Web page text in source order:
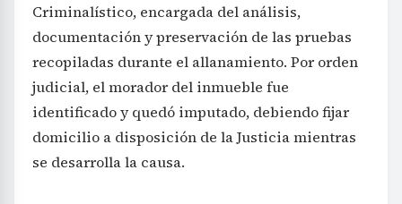
Criminalístico, encargada del análisis,
documentación y preservación de las pruebas
recopiladas durante el allanamiento. Por orden
judicial, el morador del inmueble fue
identificado y quedó imputado, debiendo fijar
domicilio a disposición de la Justicia mientras
se desarrolla la causa.